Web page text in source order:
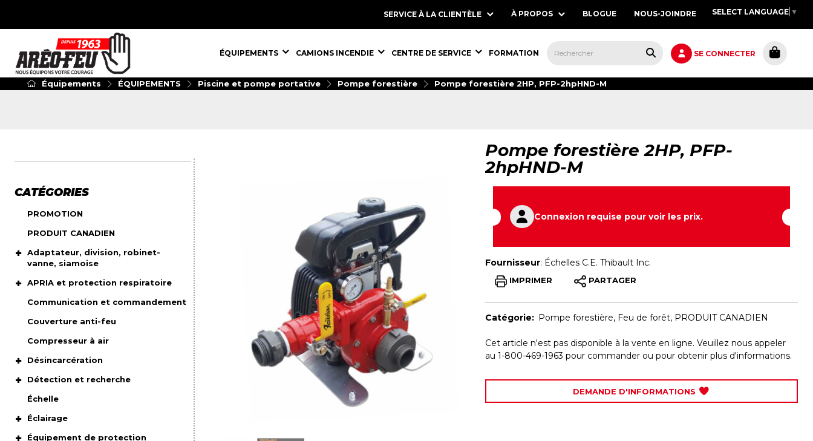
SERVICE À LA CLIENTÈLE À PROPOS BLOGUE NOUS-JOINDRE SELECT LANGUAGE ▼
SE CONNECTER
ÉQUIPEMENTS,
ÉQUIPEMENTS ÉQUIPEMENTS,
CAMIONS INCENDIE ÉQUIPEMENTS,
CENTRE DE SERVICE ÉQUIPEMENTS,
FORMATION
Équipements ÉQUIPEMENTS Piscine et pompe portative Pompe forestière Pompe forestière 2HP, PFP-2hpHND-M
CATÉGORIES
PROMOTION
PRODUIT CANADIEN
Adaptateur, division, robinet-
vanne, siamoise
APRIA et protection respiratoire
Communication et commandement
Couverture anti-feu
Compresseur à air
Désincarcération
Détection et recherche
Échelle
Éclairage
Équipement de protection
Pompe forestière 2HP, PFP-
2hpHND-M
Connexion requise pour voir les prix.
Fournisseur: Échelles C.E. Thibault Inc.
IMPRIMER PARTAGER
Catégorie: Pompe forestière, Feu de forêt, PRODUIT CANADIEN
Cet article n'est pas disponible à la vente en ligne. Veuillez nous appeler
au 1-800-469-1963 pour commander ou pour obtenir plus d'informations.
DEMANDE D'INFORMATIONS